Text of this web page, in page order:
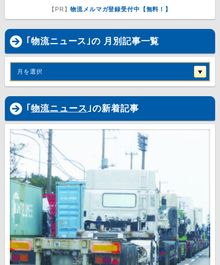
【PR】物流メルマガ登録受付中【無料！】
｢物流ニュース｣の 月別記事一覧
月を選択
｢ 物流ニュース｣の新着記事